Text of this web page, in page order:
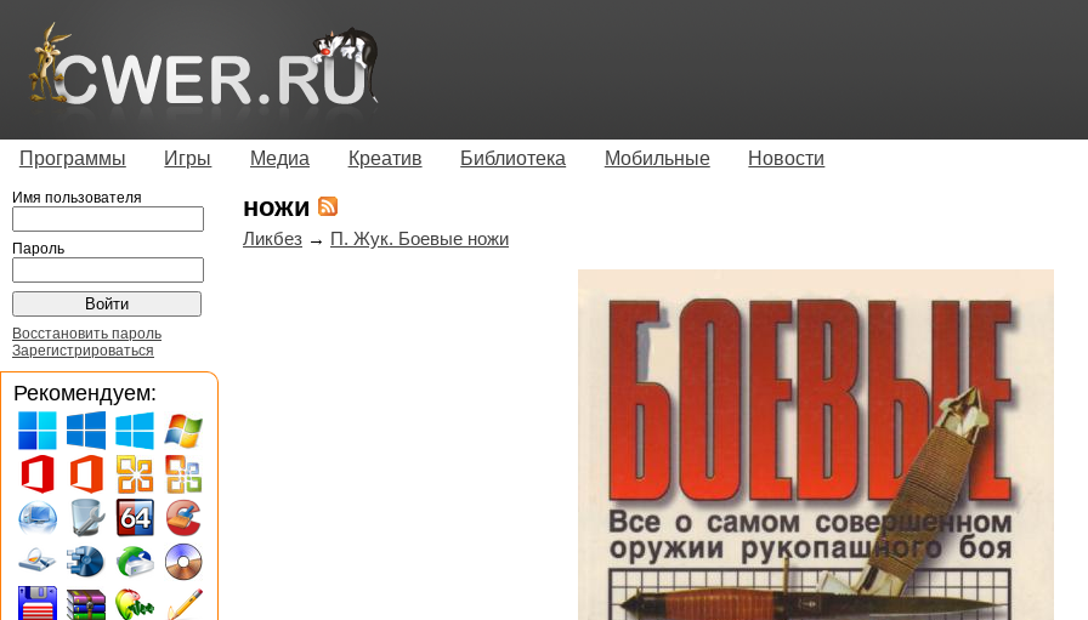
Программы Игры Медиа Креатив Библиотека Мобильные Новости
ножи
Ликбез → П. Жук. Боевые ножи
Имя пользователя
Пароль
Восстановить пароль
Зарегистрироваться
Рекомендуем: